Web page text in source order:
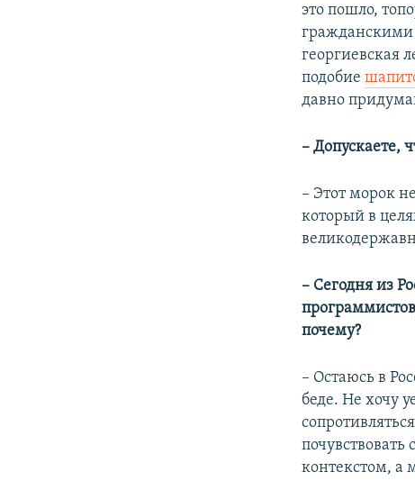
это пошло,
георгиевская
подобие
давно
– Допускаете,
– Этот морок
который в
– Сегодня из
почему?
– Остаюсь в
беде. Не хочу
контекстом, а